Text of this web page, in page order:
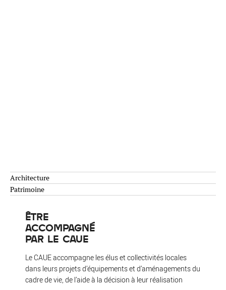
Architecture
Patrimoine
ÊTRE
ACCOMPAGNÉ
PAR LE CAUE
Le CAUE accompagne les élus et collectivités locales
dans leurs projets d’équipements et d’aménagements du
cadre de vie, de l’aide à la décision à leur réalisation